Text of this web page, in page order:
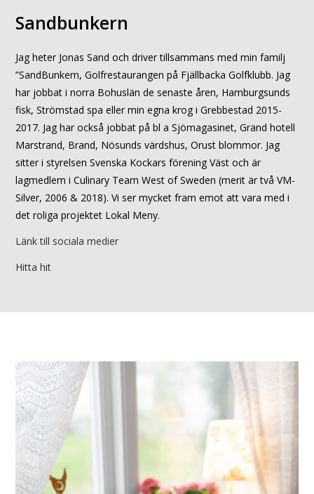
Sandbunkern
Jag heter Jonas Sand och driver tillsammans med min familj
”SandBunkern, Golfrestaurangen på Fjällbacka Golfklubb. Jag
har jobbat i norra Bohuslän de senaste åren, Hamburgsunds
fisk, Strömstad spa eller min egna krog i Grebbestad 2015-
2017. Jag har också jobbat på bl a Sjömagasinet, Grand hotell
Marstrand, Brand, Nösunds värdshus, Orust blommor. Jag
sitter i styrelsen Svenska Kockars förening Väst och är
lagmedlem i Culinary Team West of Sweden (merit är två VM-
Silver, 2006 & 2018). Vi ser mycket fram emot att vara med i
det roliga projektet Lokal Meny.
Länk till sociala medier
Hitta hit